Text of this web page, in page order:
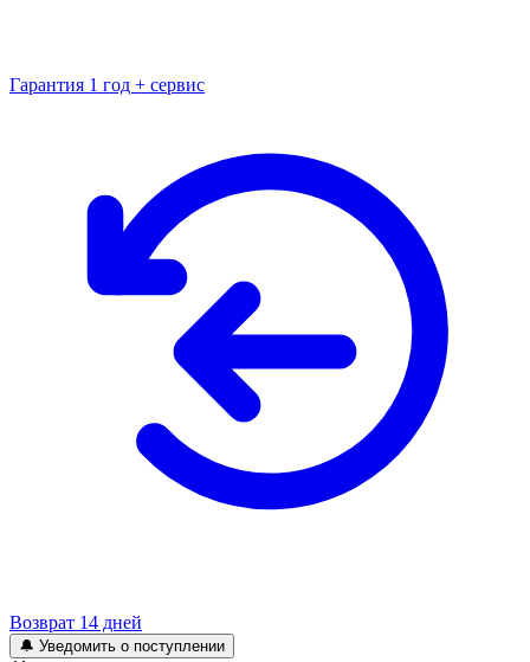
Гарантия 1 год + сервис
Возврат 14 дней
🔔 Уведомить о поступлении